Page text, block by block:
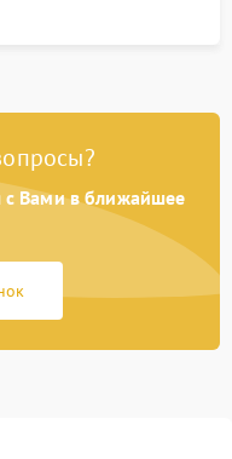
с Вами в ближайшее